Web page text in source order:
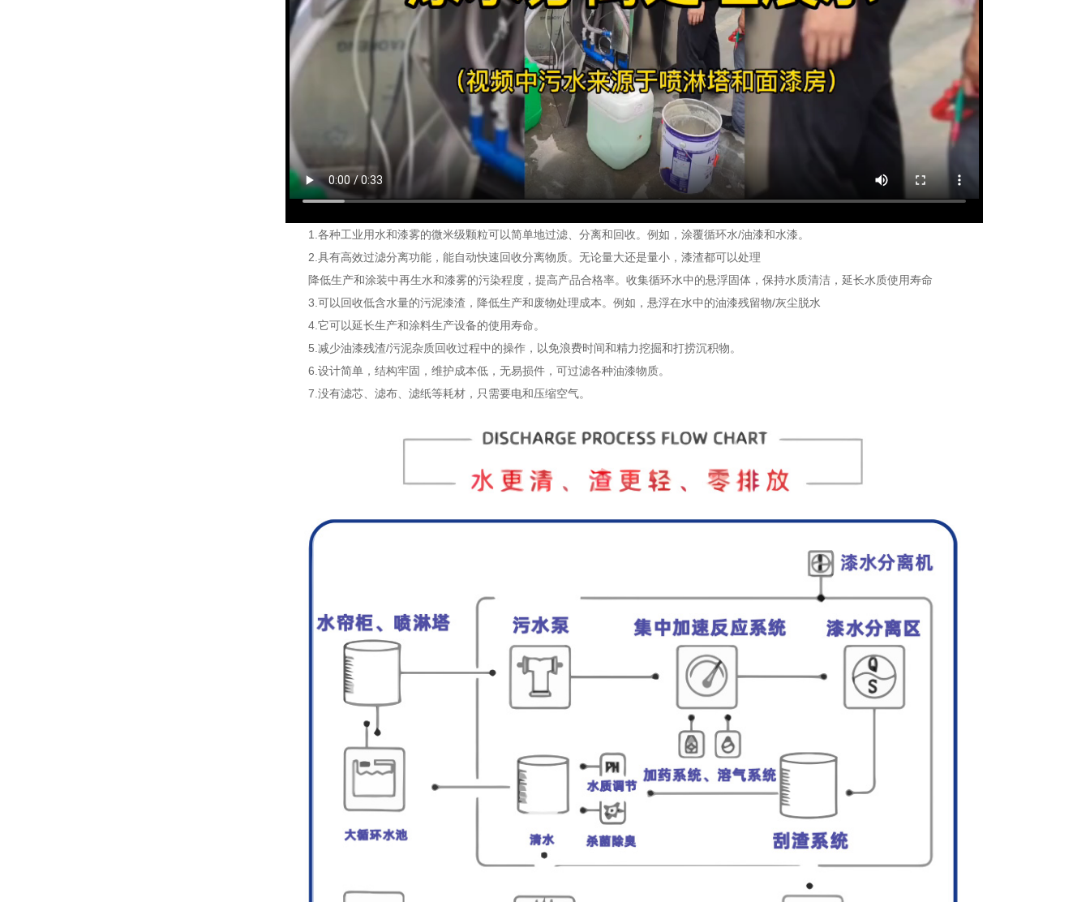
1.各种工业用水和漆雾的微米级颗粒可以简单地过滤、分离和回收。例如，涂覆循环水/油漆和水漆。
2.具有高效过滤分离功能，能自动快速回收分离物质。无论量大还是量小，漆渣都可以处理
降低生产和涂装中再生水和漆雾的污染程度，提高产品合格率。收集循环水中的悬浮固体，保持水质清洁，延长水质使用寿命
3.可以回收低含水量的污泥漆渣，降低生产和废物处理成本。例如，悬浮在水中的油漆残留物/灰尘脱水
4.它可以延长生产和涂料生产设备的使用寿命。
5.减少油漆残渣/污泥杂质回收过程中的操作，以免浪费时间和精力挖掘和打捞沉积物。
6.设计简单，结构牢固，维护成本低，无易损件，可过滤各种油漆物质。
7.没有滤芯、滤布、滤纸等耗材，只需要电和压缩空气。